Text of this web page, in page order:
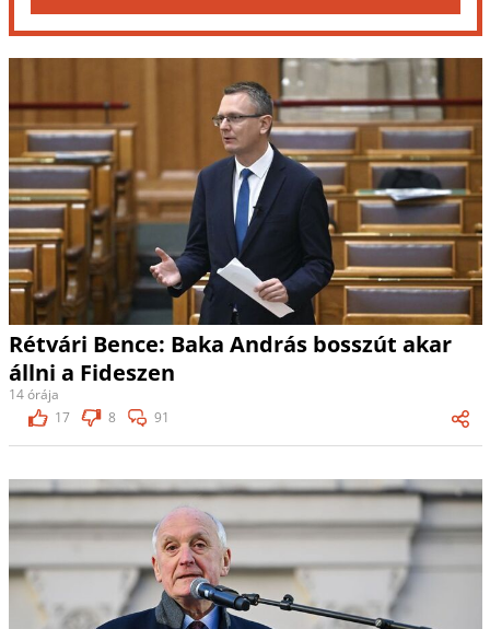
Rétvári Bence: Baka András bosszút akar
állni a Fideszen
14 órája
17
8 91